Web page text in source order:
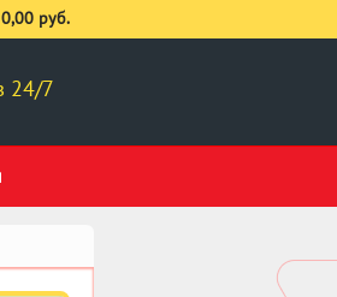
24/7
0,00 руб.